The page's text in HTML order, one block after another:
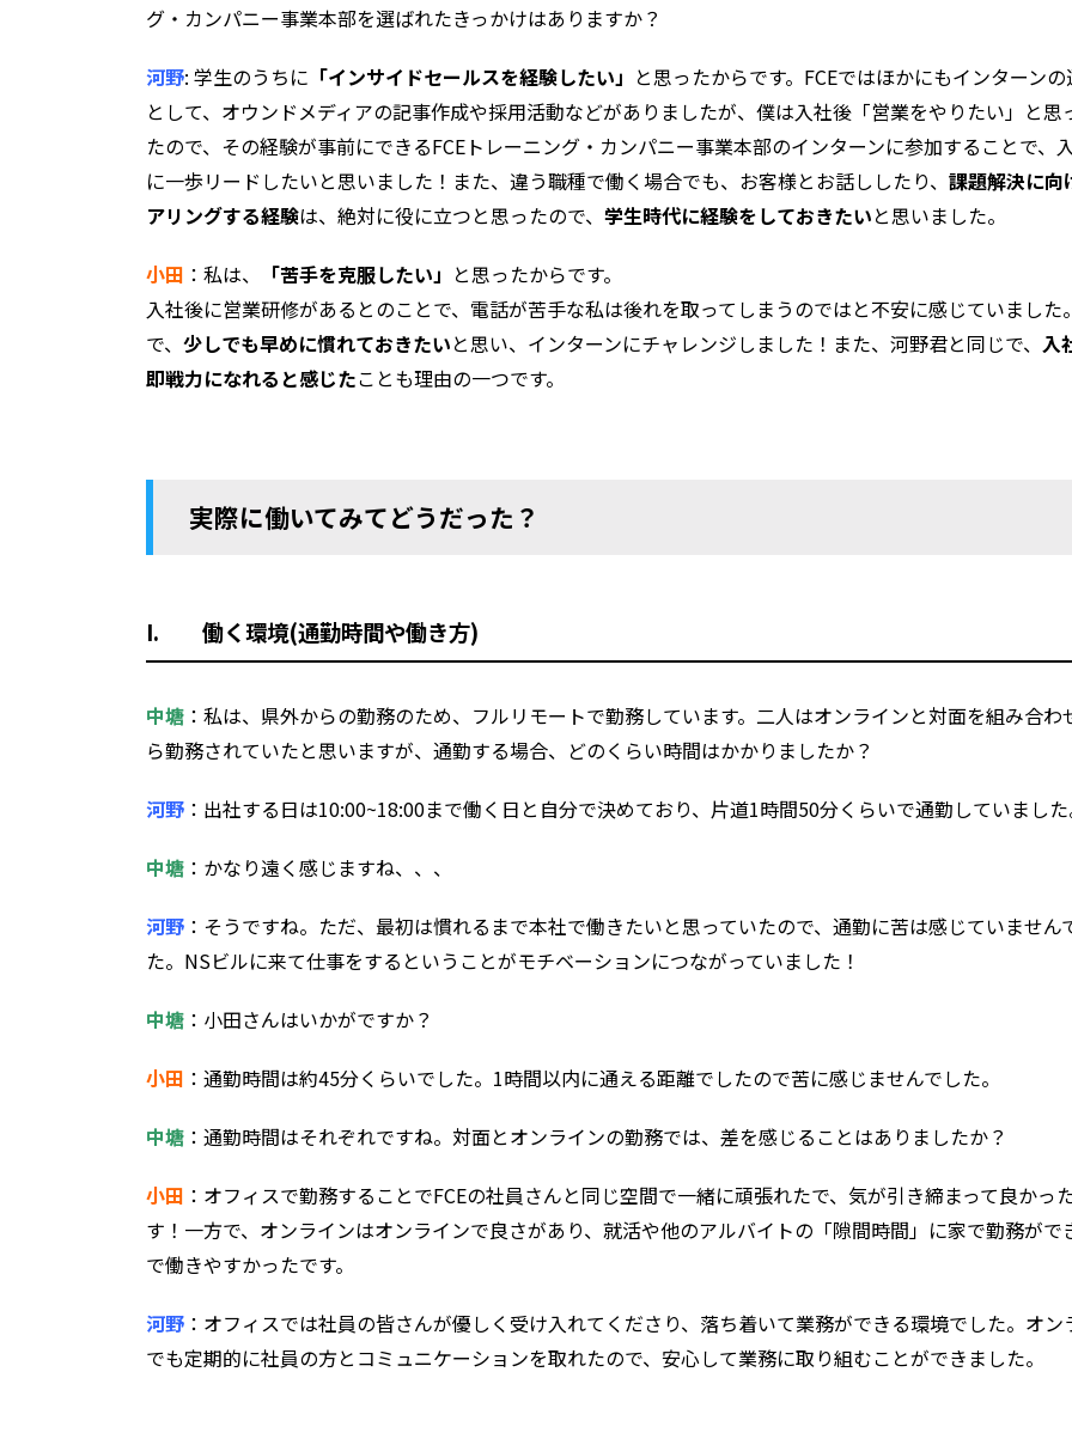
グ・カンパニー事業本部を選ばれたきっかけはありますか？
河野: 学生のうちに 「インサイドセールスを経験したい」 と思ったからです。FCEではほかにもインターン
として、オウンドメディアの記事作成や採用活動などがありましたが、僕は入社後「営業をやりたい」と思
たので、その経験が事前にできるFCEトレーニング・カンパニー事業本部のインターンに参加することで、
に一歩リードしたいと思いました！また、違う職種で働く場合でも、お客様とお話ししたり、 課題解決に向
アリングする経験は、絶対に役に立つと思ったので、 学生時代に経験をしておきたいと思いました。
小田 ：私は、 「苦手を克服したい」 と思ったからです。
入社後に営業研修があるとのことで、電話が苦手な私は後れを取ってしまうのではと不安に感じていました
で、 少しでも早めに慣れておきたいと思い、インターンにチャレンジしました！また、河野君と同じで、 入
即戦力になれると感じたことも理由の一つです。
実際に働いてみてどうだった？
I. 働く環境(通勤時間や働き方)
中塘 ：私は、県外からの勤務のため、フルリモートで勤務しています。二人はオンラインと対面を組み合わ
ら勤務されていたと思いますが、通勤する場合、どのくらい時間はかかりましたか？
河野 ：出社する日は10:00~18:00まで働く日と自分で決めており、片道1時間50分くらいで通勤していました
中塘 ：かなり遠く感じますね、、、
河野 ：そうですね。ただ、最初は慣れるまで本社で働きたいと思っていたので、通勤に苦は感じていません
た。NSビルに来て仕事をするということがモチベーションにつながっていました！
中塘 ：小田さんはいかがですか？
小田 ：通勤時間は約45分くらいでした。1時間以内に通える距離でしたので苦に感じませんでした。
中塘 ：通勤時間はそれぞれですね。対面とオンラインの勤務では、差を感じることはありましたか？
小田 ：オフィスで勤務することでFCEの社員さんと同じ空間で一緒に頑張れたで、気が引き締まって良かっ
す！一方で、オンラインはオンラインで良さがあり、就活や他のアルバイトの「隙間時間」に家で勤務がで
で働きやすかったです。
河野 ： オフィスでは社員の皆さんが優しく受け入れてくださり、落ち着いて業務ができる環境でした。オン
でも定期的に社員の方とコミュニケーションを取れたので、安心して業務に取り組むことができました。